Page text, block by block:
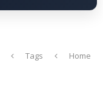
Home
Tags